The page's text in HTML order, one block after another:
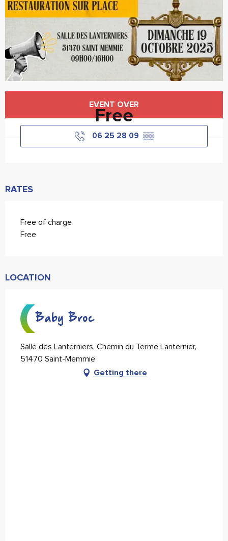
EVENT OVER
Free
06 25 28 09 ▒▒
RATES
Free of charge
Free
LOCATION
Baby Broc
Salle des Lanterniers, Chemin du Terme Lanternier,
51470 Saint-Memmie
Getting there